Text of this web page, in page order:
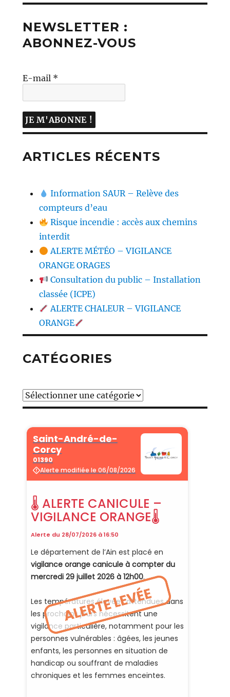
NEWSLETTER :
ABONNEZ-VOUS
E-mail *
ARTICLES RÉCENTS
Information SAUR – Relève des
compteurs d’eau
Risque incendie : accès aux chemins
interdit
ALERTE MÉTÉO – VIGILANCE
ORANGE ORAGES
Consultation du public – Installation
classée (ICPE)
ALERTE CHALEUR – VIGILANCE
ORANGE
CATÉGORIES
Catégories